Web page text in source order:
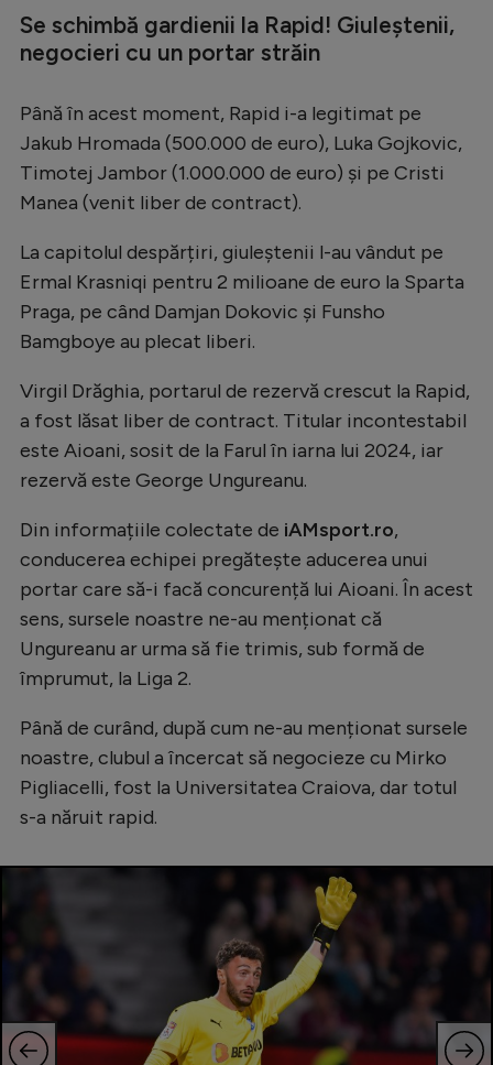
Stranieri
Clasamente
Tenis
Handbal
Natație
Formula 1
Gimnastică
Rugby
Ciclism
Alte sporturi
JO 2024
JO 2026
Intră în cont
Creează cont
Se schimbă gardienii la Rapid! Giuleștenii,
negocieri cu un portar străin
Până în acest moment, Rapid i-a legitimat pe
Jakub Hromada (500.000 de euro), Luka Gojkovic,
Timotej Jambor (1.000.000 de euro) și pe Cristi
Manea (venit liber de contract).
La capitolul despărțiri, giuleștenii l-au vândut pe
Ermal Krasniqi pentru 2 milioane de euro la Sparta
Praga, pe când Damjan Dokovic și Funsho
Bamgboye au plecat liberi.
Virgil Drăghia, portarul de rezervă crescut la Rapid,
a fost lăsat liber de contract. Titular incontestabil
este Aioani, sosit de la Farul în iarna lui 2024, iar
rezervă este George Ungureanu.
Din informațiile colectate de iAMsport.ro,
conducerea echipei pregătește aducerea unui
portar care să-i facă concurență lui Aioani. În acest
sens, sursele noastre ne-au menționat că
Ungureanu ar urma să fie trimis, sub formă de
împrumut, la Liga 2.
Până de curând, după cum ne-au menționat sursele
noastre, clubul a încercat să negocieze cu Mirko
Pigliacelli, fost la Universitatea Craiova, dar totul
s-a năruit rapid.